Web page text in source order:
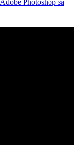
Adobe Photoshop за